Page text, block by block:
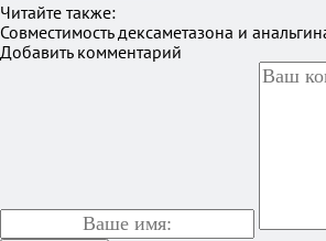
Читайте также:
Совместимость дексаметазона и
Добавить комментарий